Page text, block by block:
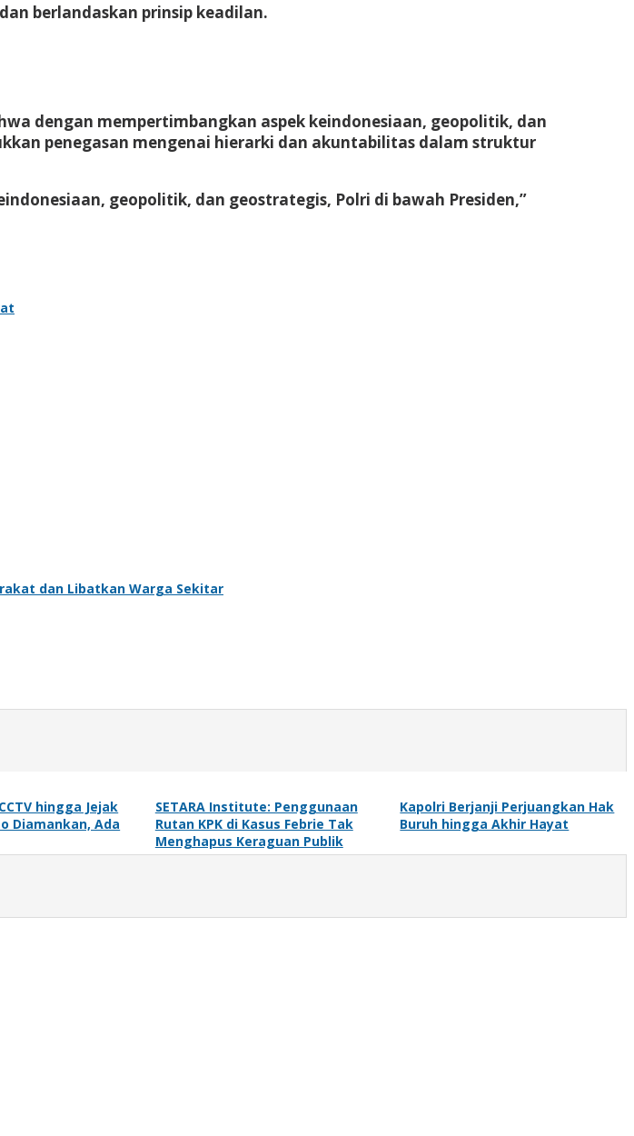
berlandaskan prinsip keadilan.
dengan mempertimbangkan aspek keindonesiaan, geopolitik, dan
penegasan mengenai hierarki dan akuntabilitas dalam struktur
geopolitik, dan geostrategis, Polri di bawah Presiden,”
dan Libatkan Warga Sekitar
hingga Jejak
Diamankan, Ada
SETARA Institute: Penggunaan
Rutan KPK di Kasus Febrie Tak
Menghapus Keraguan Publik
Kapolri Berjanji Perjuangkan Hak
Buruh hingga Akhir Hayat